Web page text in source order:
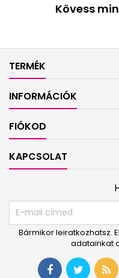
Kövess
TERMÉK
INFORMÁCIÓK
FIÓKOD
KAPCSOLAT
Bármikor leiratkozhatsz.
adatainkat